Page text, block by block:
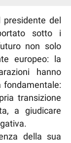
del
sotto i
non solo
europeo: la
hanno
fondamentale:
transizione
a giudicare
della sua